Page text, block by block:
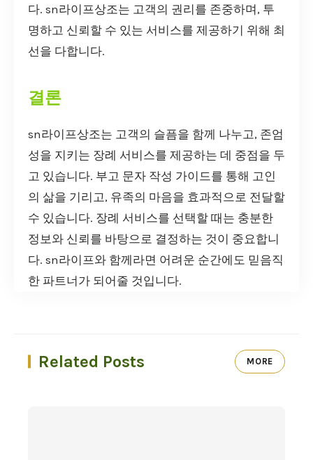
다. sn라이프상조는 고객의 권리를 존중하며, 투
명하고 신뢰할 수 있는 서비스를 제공하기 위해 최
선을 다합니다.
결론
sn라이프상조는 고객의 슬픔을 함께 나누고, 존엄
성을 지키는 장례 서비스를 제공하는 데 중점을 두
고 있습니다. 부고 문자 작성 가이드를 통해 고인
의 삶을 기리고, 유족의 마음을 효과적으로 전달할
수 있습니다. 장례 서비스를 선택할 때는 충분한
정보와 신뢰를 바탕으로 결정하는 것이 중요합니
다. sn라이프와 함께라면 어려운 순간에도 믿음직
한 파트너가 되어줄 것입니다.
Related Posts MORE